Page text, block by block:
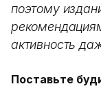
поэтому
активность
Поставьте